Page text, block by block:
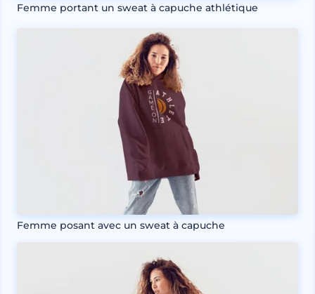
Femme portant un sweat à capuche athlétique
Femme posant avec un sweat à capuche